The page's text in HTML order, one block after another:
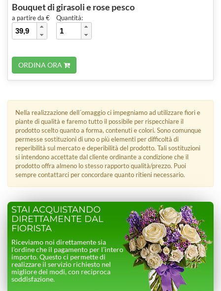
Bouquet di girasoli e rose pesco
a partire da € Quantità:
ORDINA ORA
Nella realizzazione dell´omaggio ci impegniamo ad utilizzare fiori e
piante di qualità e faremo tutto il possibile per rispecchiare il
prodotto scelto quanto a forma, contenuti e colori. Sono comunque
permesse sostituzioni di uno o più elementi per difficoltà di
reperibilità sul mercato e deperibilità del prodotto. Tali sostituzioni
si intendono accettate dal cliente ordinante a condizione che il
prodotto offra almeno lo stesso rapporto qualità/prezzo. Puoi
sempre contattarci per concordare quanto ritieni necessario.
STAI ACQUISTANDO
DIRETTAMENTE DAL
FIORISTA
Riceviamo noi direttamente sia
l’ordine che il pagamento per l’intero
importo. Questo ci permette di
realizzare il servizio richiesto nel
migliore dei modi, con reciproca
soddisfazione.